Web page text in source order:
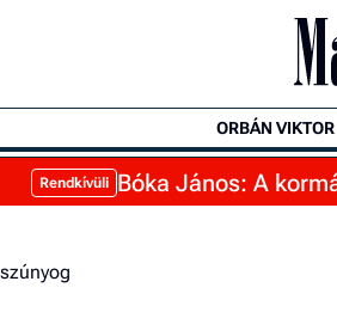
ORBÁN VIKTOR
Rendkívüli Bóka János: A